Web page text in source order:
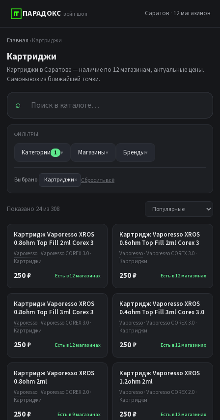
ПАРАДОКС вейп шоп Саратов · 12 магазинов
Главная › Картриджи
Картриджи
Картриджи в Саратове — наличие по 12 магазинам, актуальные цены.
Самовывоз из ближайшей точки.
⌕
ФИЛЬТРЫ
Категории 1 ▾ Магазины▾ Бренды▾
Выбрано: Картриджи× Сбросить всё
Показано 24 из 308
Картридж Vaporesso XROS
0.8ohm Top Fill 2ml Corex 3
Vaporesso · Vaporesso COREX 3.0 ·
Картриджи
250 ₽ Есть в 12 магазинах
Картридж Vaporesso XROS
0.6ohm Top Fill 2ml Corex 3
Vaporesso · Vaporesso COREX 3.0 ·
Картриджи
250 ₽ Есть в 12 магазинах
Картридж Vaporesso XROS
0.8ohm Top Fill 3ml Corex 3
Vaporesso · Vaporesso COREX 3.0 ·
Картриджи
250 ₽ Есть в 12 магазинах
Картридж Vaporesso XROS
0.4ohm Top Fill 3ml Corex 3.0
Vaporesso · Vaporesso COREX 3.0 ·
Картриджи
250 ₽ Есть в 12 магазинах
Картридж Vaporesso XROS
0.8ohm 2ml
Vaporesso · Vaporesso COREX 2.0 ·
Картриджи
250 ₽ Есть в 9 магазинах
Картридж Vaporesso XROS
1.2ohm 2ml
Vaporesso · Vaporesso COREX 2.0 ·
Картриджи
250 ₽ Есть в 12 магазинах